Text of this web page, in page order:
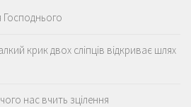
крик двох сліпців відкриває шлях
нас вчить зцілення